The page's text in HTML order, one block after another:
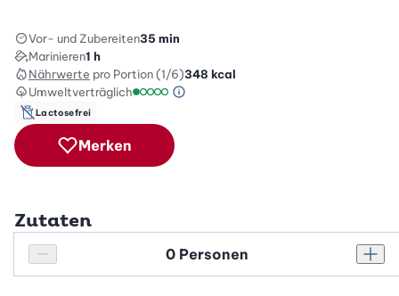
Vor- und Zubereiten35 min
Marinieren1 h
Nährwerte pro Portion (1/6)348 kcal
Umweltverträglich
Green Betty Skala Info
Lactosefrei
Merken
Zutaten
Personenanzahl verringern
Personenanzahl